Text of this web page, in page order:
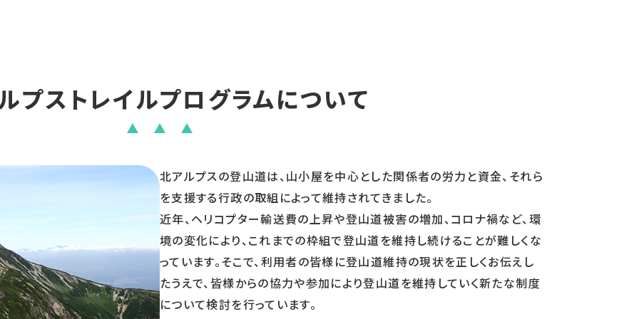
プストレイルプログラムについて
北アルプスの登山道は、山小屋を中心とした関係者の労力と資金、それら
を支援する行政の取組によって維持されてきました。
近年、ヘリコプター輸送費の上昇や登山道被害の増加、コロナ禍など、環
境の変化により、これまでの枠組で登山道を維持し続けることが難しくな
っています。そこで、利用者の皆様に登山道維持の現状を正しくお伝えし
たうえで、皆様からの協力や参加により登山道を維持していく新たな制度
について検討を行っています。